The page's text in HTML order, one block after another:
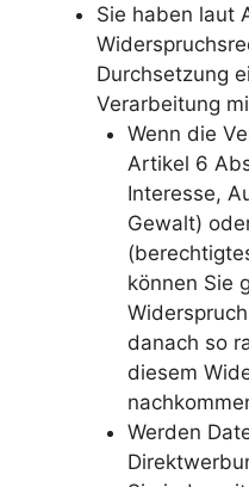
Sie haben laut
Durchsetzung
Verarbeitung
Wenn die
Artikel 6
Interesse,
Gewalt)
können Sie
danach so
diesem
Werden